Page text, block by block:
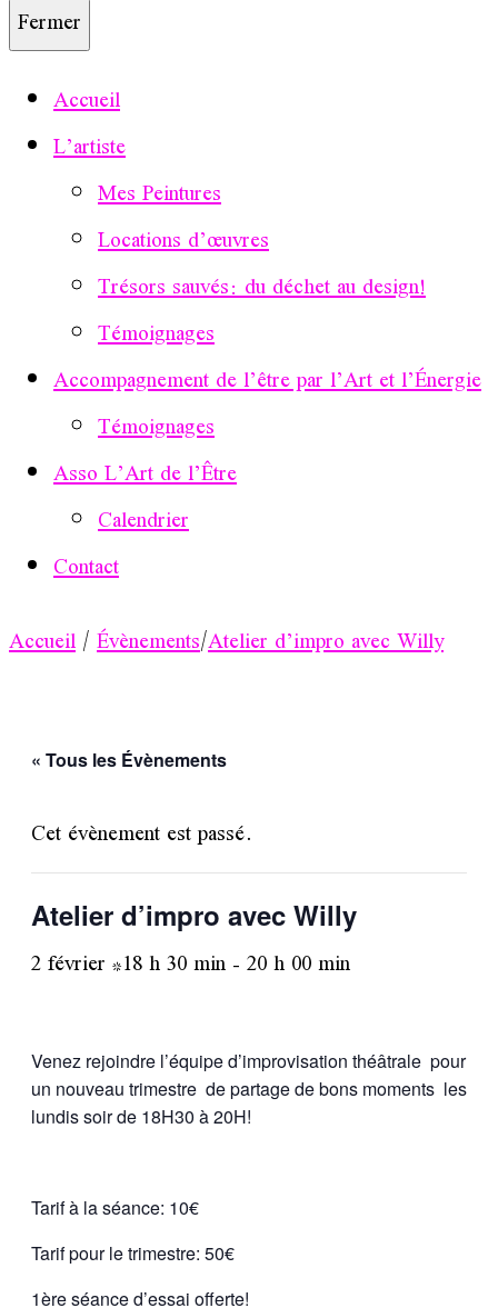
Fermer
Accueil
L’artiste
Mes Peintures
Locations d’œuvres
Trésors sauvés: du déchet au design!
Témoignages
Accompagnement de l’être par l’Art et l’Énergie
Témoignages
Asso L’Art de l’Être
Calendrier
Contact
Accueil/Évènements/Atelier d’impro avec Willy
« Tous les Évènements
Cet évènement est passé.
Atelier d’impro avec Willy
2 février *18 h 30 min-20 h 00 min
Venez rejoindre l’équipe d’improvisation théâtrale pour
un nouveau trimestre de partage de bons moments les
lundis soir de 18H30 à 20H!
Tarif à la séance: 10€
Tarif pour le trimestre: 50€
1ère séance d’essai offerte!